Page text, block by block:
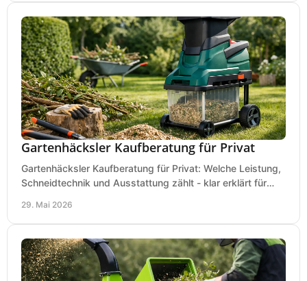
Gartenhäcksler Kaufberatung für Privat
Gartenhäcksler Kaufberatung für Privat: Welche Leistung,
Schneidtechnik und Ausstattung zählt - klar erklärt für
29. Mai 2026